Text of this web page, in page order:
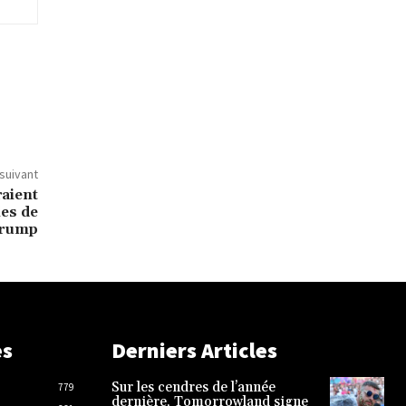
de
779
Derniers Articles
Sur les cendres de l’année
dernière, Tomorrowland signe